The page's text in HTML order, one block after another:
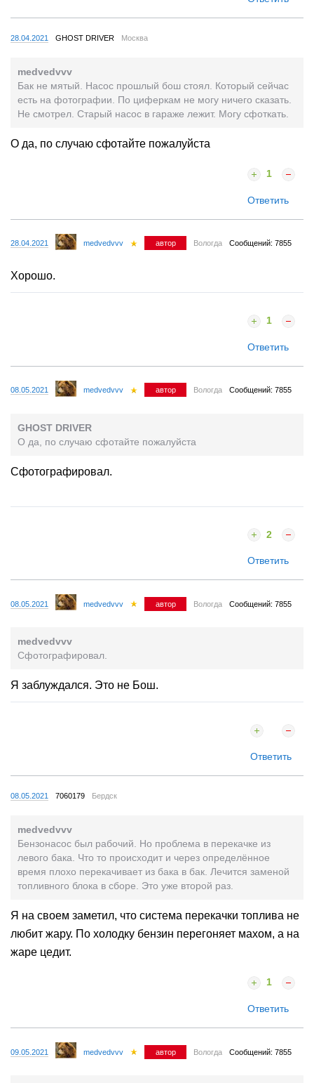
28.04.2021 GHOST DRIVER Москва
medvedvvv
Бак не мятый. Насос прошлый бош стоял. Который сейчас
есть на фотографии. По циферкам не могу ничего сказать.
Не смотрел. Старый насос в гараже лежит. Могу сфоткать.
О да, по случаю сфотайте пожалуйста
1
Ответить
28.04.2021 medvedvvv автор Вологда Сообщений: 7855
Хорошо.
1
Ответить
08.05.2021 medvedvvv автор Вологда Сообщений: 7855
GHOST DRIVER
О да, по случаю сфотайте пожалуйста
Сфотографировал.
2
Ответить
08.05.2021 medvedvvv автор Вологда Сообщений: 7855
medvedvvv
Сфотографировал.
Я заблуждался. Это не Бош.
Ответить
08.05.2021 7060179 Бердск
medvedvvv
Бензонасос был рабочий. Но проблема в перекачке из
левого бака. Что то происходит и через определённое
время плохо перекачивает из бака в бак. Лечится заменой
топливного блока в сборе. Это уже второй раз.
Я на своем заметил, что система перекачки топлива не
любит жару. По холодку бензин перегоняет махом, а на
жаре цедит.
1
Ответить
09.05.2021 medvedvvv автор Вологда Сообщений: 7855